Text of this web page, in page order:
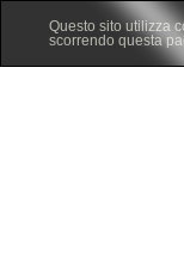
Questo sito utilizza
scorrendo questa